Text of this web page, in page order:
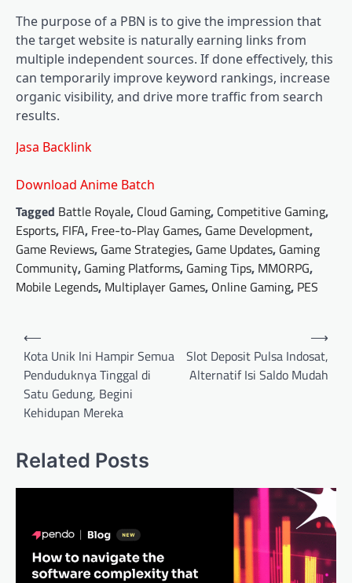
The purpose of a PBN is to give the impression that
the target website is naturally earning links from
multiple independent sources. If done effectively, this
can temporarily improve keyword rankings, increase
organic visibility, and drive more traffic from search
results.
Jasa Backlink
Download Anime Batch
Tagged Battle Royale, Cloud Gaming, Competitive Gaming,
Esports, FIFA, Free-to-Play Games, Game Development,
Game Reviews, Game Strategies, Game Updates, Gaming
Community, Gaming Platforms, Gaming Tips, MMORPG,
Mobile Legends, Multiplayer Games, Online Gaming, PES
Post
navigation
⟵
Kota Unik Ini Hampir Semua
Penduduknya Tinggal di
Satu Gedung, Begini
Kehidupan Mereka
Slot Deposit Pulsa Indosat,
Alternatif Isi Saldo Mudah
⟶
Related Posts